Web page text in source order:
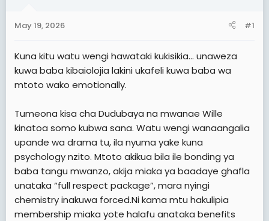
e
r
May 19, 2026 #1
Kuna kitu watu wengi hawataki kukisikia… unaweza
kuwa baba kibaiolojia lakini ukafeli kuwa baba wa
mtoto wako emotionally.
Tumeona kisa cha Dudubaya na mwanae Wille
kinatoa somo kubwa sana. Watu wengi wanaangalia
upande wa drama tu, ila nyuma yake kuna
psychology nzito. Mtoto akikua bila ile bonding ya
baba tangu mwanzo, akija miaka ya baadaye ghafla
unataka “full respect package”, mara nyingi
chemistry inakuwa forced.Ni kama mtu hakulipia
membership miaka yote halafu anataka benefits